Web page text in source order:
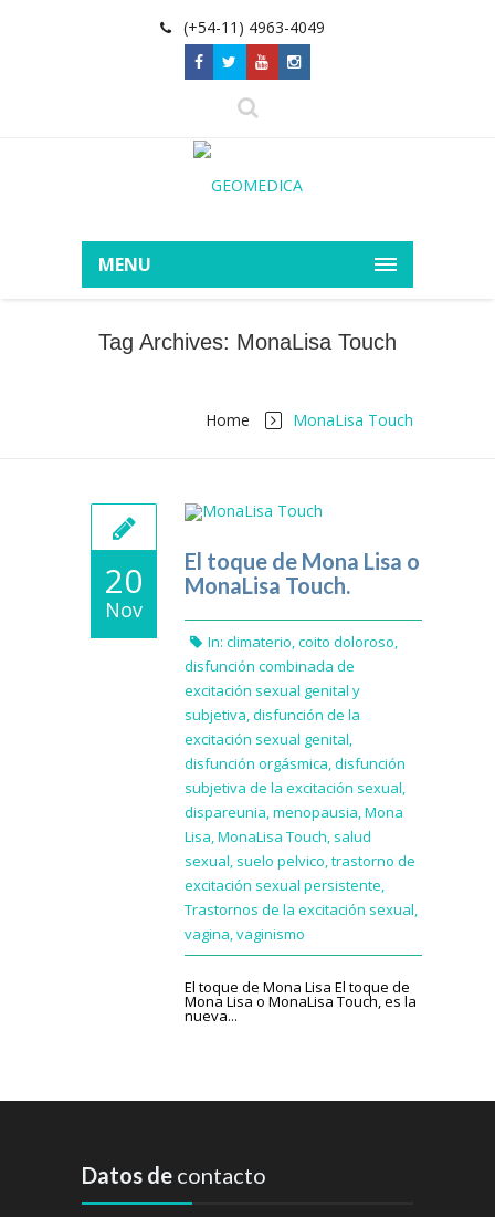
(+54-11) 4963-4049
MENU
Tag Archives: MonaLisa Touch
Home MonaLisa Touch
20
Nov
El toque de Mona Lisa o
MonaLisa Touch.
In: climaterio,coito doloroso,
disfunción combinada de
excitación sexual genital y
subjetiva,disfunción de la
excitación sexual genital,
disfunción orgásmica,disfunción
subjetiva de la excitación sexual,
dispareunia,menopausia,Mona
Lisa,MonaLisa Touch, salud
sexual, suelo pelvico,trastorno de
excitación sexual persistente,
Trastornos de la excitación sexual,
vagina,vaginismo
El toque de Mona Lisa El toque de
Mona Lisa o MonaLisa Touch, es la
nueva...
Datos de contacto